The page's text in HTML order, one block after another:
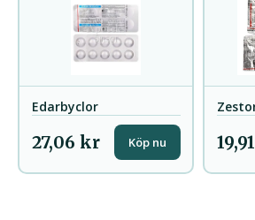
Edarbyclor
27,06 kr Köp nu